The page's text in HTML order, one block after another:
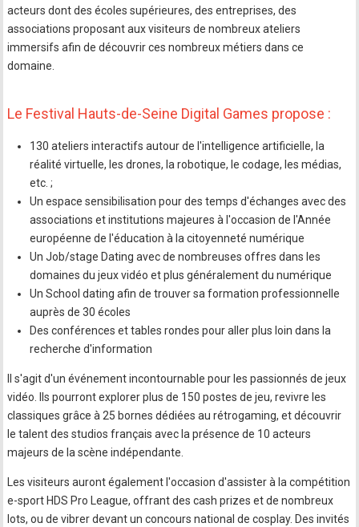
acteurs dont des écoles supérieures, des entreprises, des
associations proposant aux visiteurs de nombreux ateliers
immersifs afin de découvrir ces nombreux métiers dans ce
domaine.
Le Festival Hauts-de-Seine Digital Games propose :
130 ateliers interactifs autour de l'intelligence artificielle, la
réalité virtuelle, les drones, la robotique, le codage, les médias,
etc. ;
Un espace sensibilisation pour des temps d'échanges avec des
associations et institutions majeures à l'occasion de l'Année
européenne de l'éducation à la citoyenneté numérique
Un Job/stage Dating avec de nombreuses offres dans les
domaines du jeux vidéo et plus généralement du numérique
Un School dating afin de trouver sa formation professionnelle
auprès de 30 écoles
Des conférences et tables rondes pour aller plus loin dans la
recherche d'information
Il s'agit d'un événement incontournable pour les passionnés de jeux
vidéo. Ils pourront explorer plus de 150 postes de jeu, revivre les
classiques grâce à 25 bornes dédiées au rétrogaming, et découvrir
le talent des studios français avec la présence de 10 acteurs
majeurs de la scène indépendante.
Les visiteurs auront également l'occasion d'assister à la compétition
e-sport HDS Pro League, offrant des cash prizes et de nombreux
lots, ou de vibrer devant un concours national de cosplay. Des invités